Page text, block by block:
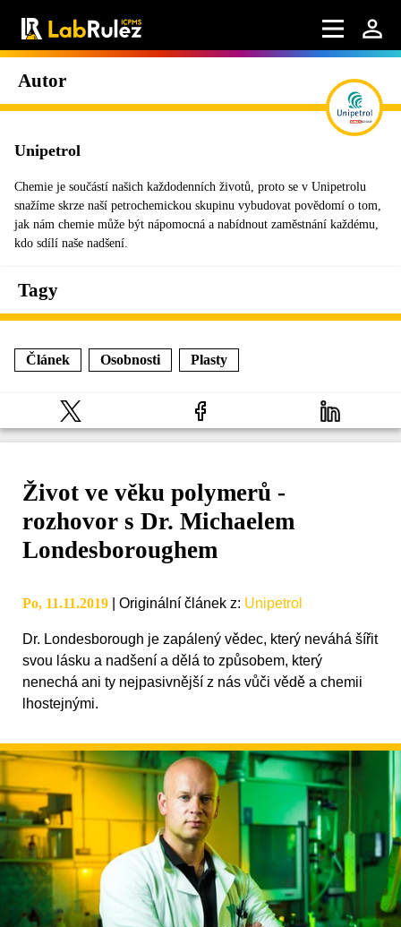
Autor
Unipetrol
Chemie je součástí našich každodenních životů, proto se v Unipetrolu
snažíme skrze naší petrochemickou skupinu vybudovat povědomí o tom,
jak nám chemie může být nápomocná a nabídnout zaměstnání každému,
kdo sdílí naše nadšení.
Tagy
Článek Osobnosti Plasty
Život ve věku polymerů -
rozhovor s Dr. Michaelem
Londesboroughem
Po, 11.11.2019 Originální článek z: Unipetrol
Dr. Londesborough je zapálený vědec, který neváhá šířit
svou lásku a nadšení a dělá to způsobem, který
nenechá ani ty nejpasivnější z nás vůči vědě a chemii
lhostejnými.